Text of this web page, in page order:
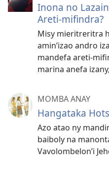
Inona no
Areti-mifindra?
Misy mieritreritra
amin’izao andro
mandefa areti-
marina anefa
MOMBA ANAY
Hangataka
Azo atao ny
baiboly na
Vavolombelon’i